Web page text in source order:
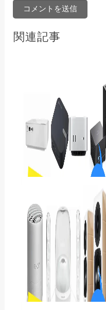
関連記事